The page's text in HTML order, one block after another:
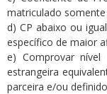
matriculado
d) CP abaixo ou
específico de maior
e) Comprovar nível
estrangeira
parceira e/ou